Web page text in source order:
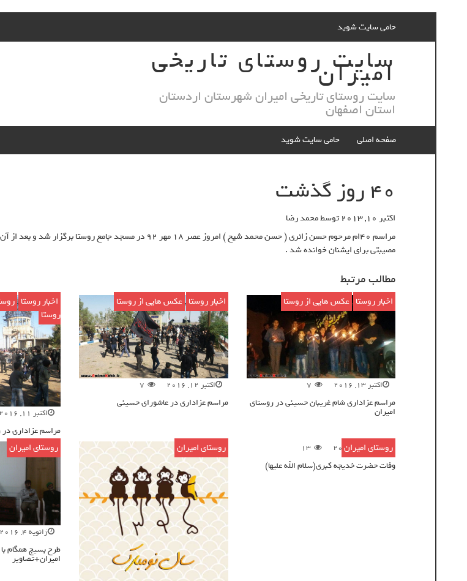
content
حامی سایت شوید
سایت روستای تاریخی
امیران
سایت روستای تاریخی امیران شهرستان اردستان
استان اصفهان
صفحه اصلی حامی سایت شوید
40 روز گذشت
اکتبر 10, 2013 توسطمحمد رضا
مراسم 40ام مرحوم حسن زائری ( حسن محمد شیخ ) امروز عصر 18 مهر 92 در مسجد جامع
مصیبتی برای ایشنان خوانده شد .
مطالب مرتبط
اخبار روستا ,عکس هایی از روستا
اکتبر 13, 2016 7
مراسم عزاداری شام غریبان حسینی در روستای
امیران
اخبار روستا ,عکس هایی از روستا
اکتبر 12, 2016 7
مراسم عزاداری در عاشورای حسینی
اخبار روستا ,
روستا
اکتبر 11, 2016
مراسم عزاداری در
روستای امیران
ژوئن 16, 2016 13
وفات حضرت خدیجه کبری(سلام الله علیها)
روستای امیران روستای امیران
ژانویه 4, 2016
طرح بسیج همگام
امیران+تصاویر